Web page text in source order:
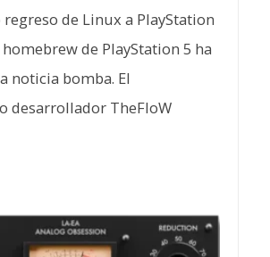
regreso de Linux a PlayStation
homebrew de PlayStation 5 ha
noticia bomba. El
desarrollador TheFloW